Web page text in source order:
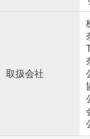
取扱会社